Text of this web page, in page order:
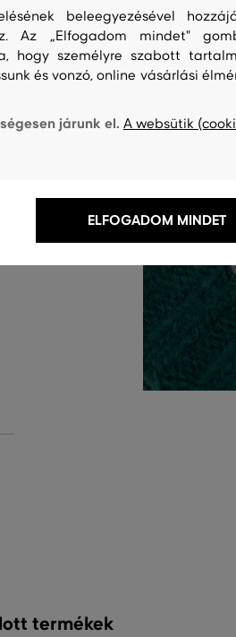
termékek
beleegyezésével
Az „Elfogadom mindet"
hogy személyre szabott
és vonzó, online vásárlási
járunk el. A websütik
ELFOGADOM MINDET